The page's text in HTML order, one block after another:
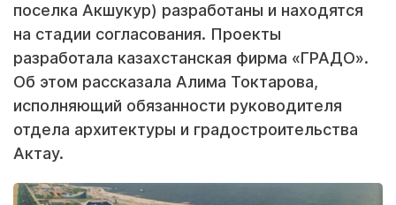
поселка Акшукур) разработаны и находятся
на стадии согласования. Проекты
разработала казахстанская фирма «ГРАДО».
Об этом рассказала Алима Токтарова,
исполняющий обязанности руководителя
отдела архитектуры и градостроительства
Актау.